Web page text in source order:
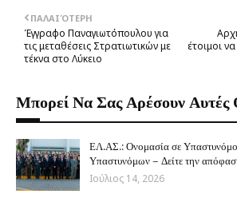
έτοιμοι
ΠΑΛΑΙΌΤΕΡΗ
Έγγραφο Παναγιωτόπουλου για
τις μεταθέσεις Στρατιωτικών με
τέκνα στο Λύκειο
Μπορεί Να Σας Αρέσουν Αυτές
ΕΛ.ΑΣ.: Ονομασία σε
Υπαστυνόμων – Δείτε την
Ιούλιος 14, 2026